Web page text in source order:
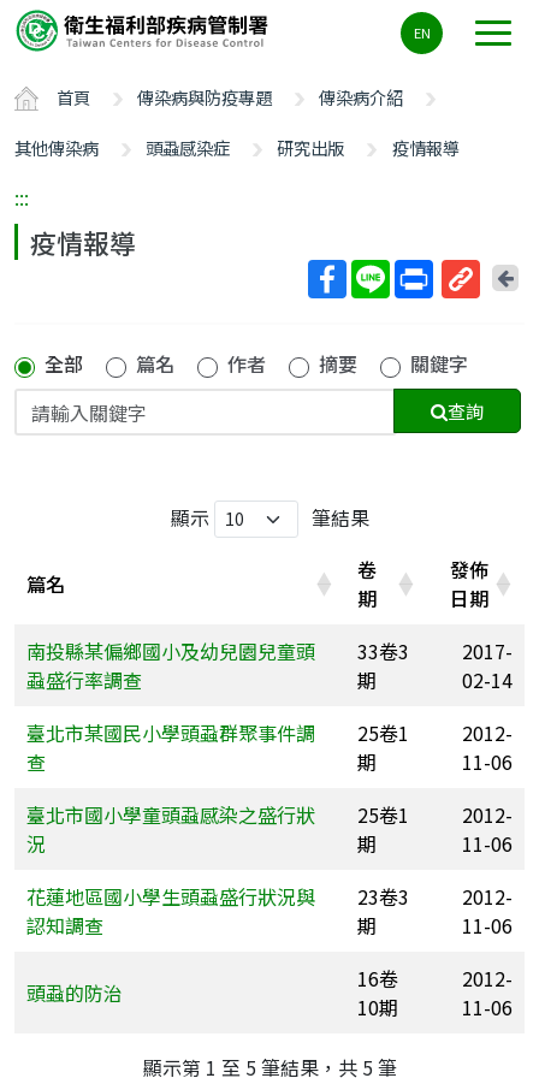
要
容
ALT+C
EN
首頁 傳染病與防疫專題
傳染病介紹
其他傳染病
頭蝨感染症 研究出版 疫情報導
:::
疫情報導
短
網
址
回
全部 篇名 作者 摘要 關鍵字
查詢
顯示 筆結果
篇名
卷
期
發佈
日期
南投縣某偏鄉國小及幼兒園兒童頭
蝨盛行率調查
33卷3
期
2017-
02-14
臺北市某國民小學頭蝨群聚事件調
查
25卷1
期
2012-
11-06
臺北市國小學童頭蝨感染之盛行狀
況
25卷1
期
2012-
11-06
花蓮地區國小學生頭蝨盛行狀況與
認知調查
23卷3
期
2012-
11-06
頭蝨的防治
16卷
10期
2012-
11-06
顯示第 1 至 5 筆結果，共 5 筆